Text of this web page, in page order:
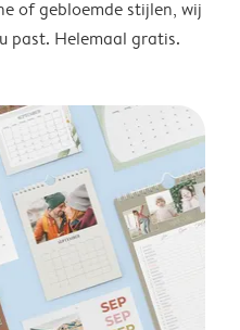
of gebloemde stijlen, wij
past. Helemaal gratis.